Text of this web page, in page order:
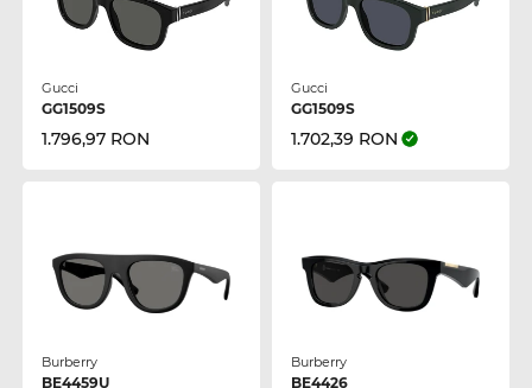
Gucci
GG1509S
1.796,97 RON
Gucci
GG1509S
1.702,39 RON
Burberry
BE4459U
Burberry
BE4426